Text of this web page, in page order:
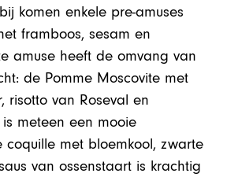
komen enkele pre-amuses
framboos, sesam en
amuse heeft de omvang van
de Pomme Moscovite met
risotto van Roseval en
meteen een mooie
coquille met bloemkool, zwarte
van ossenstaart is krachtig